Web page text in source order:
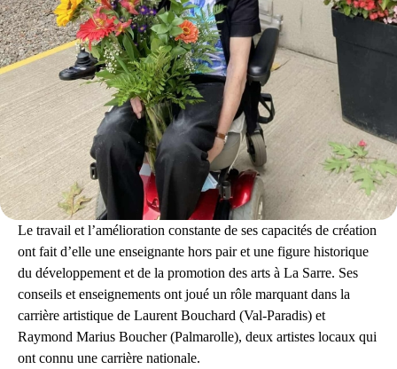
Le travail et l’amélioration constante de ses capacités de création
ont fait d’elle une enseignante hors pair et une figure historique
du développement et de la promotion des arts à La Sarre. Ses
conseils et enseignements ont joué un rôle marquant dans la
carrière artistique de Laurent Bouchard (Val-Paradis) et
Raymond Marius Boucher (Palmarolle), deux artistes locaux qui
ont connu une carrière nationale.